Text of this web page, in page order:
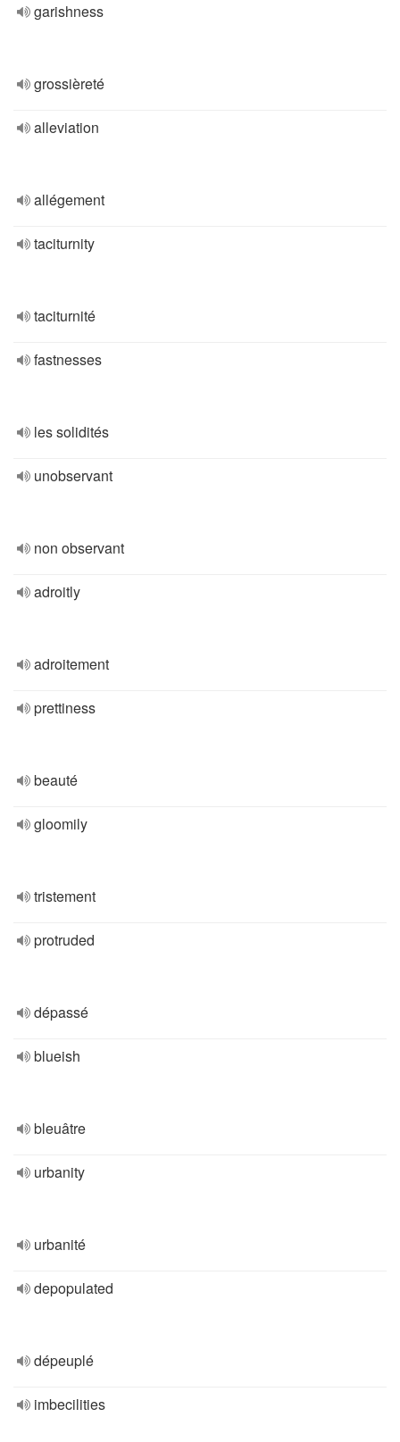
garishness
grossièreté
alleviation
allégement
taciturnity
taciturnité
fastnesses
les solidités
unobservant
non observant
adroitly
adroitement
prettiness
beauté
gloomily
tristement
protruded
dépassé
blueish
bleuâtre
urbanity
urbanité
depopulated
dépeuplé
imbecilities